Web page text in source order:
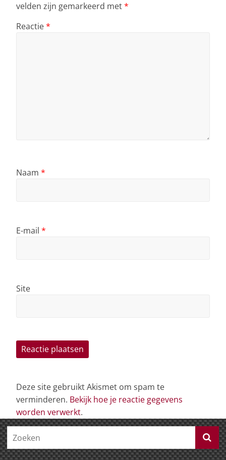
velden zijn gemarkeerd met*
Reactie*
Naam *
E-mail *
Site
Deze site gebruikt Akismet om spam te
verminderen. Bekijk hoe je reactie gegevens
worden verwerkt.